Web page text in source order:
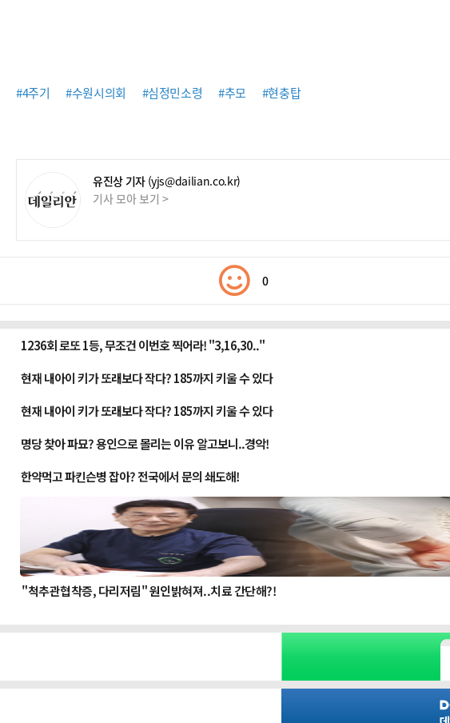
#4주기 #수원시의회 #심정민소령 #추모 #현충탑
유진상 기자 (yjs@dailian.co.kr)
기사 모아 보기 >
0